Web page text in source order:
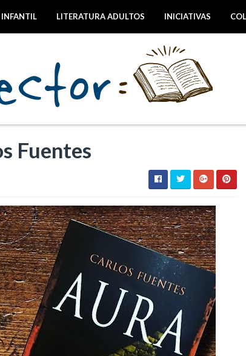
LITERATURA ADULTOS INICIATIVAS
Fuentes